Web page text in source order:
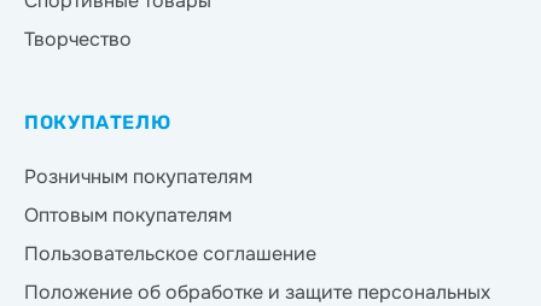
Творчество
ПОКУПАТЕЛЮ
Розничным покупателям
Оптовым покупателям
Пользовательское соглашение
Положение об обработке и защите персональных